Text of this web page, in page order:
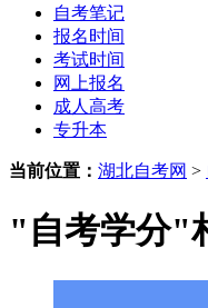
自考笔记
报名时间
考试时间
网上报名
成人高考
专升本
当前位置： 湖北自考网 >
"自考学分"